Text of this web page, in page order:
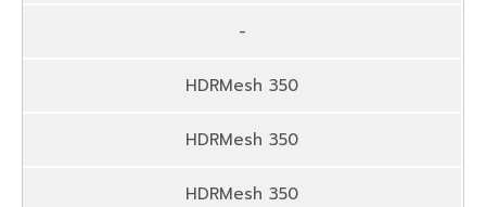
-
HDRMesh 350
HDRMesh 350
HDRMesh 350